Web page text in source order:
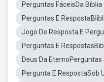
Perguntas FáceisDa Bíblia
Perguntas E
Jogo De Resposta E
Perguntas E
Deus Da
Pergunta E RespostaSob